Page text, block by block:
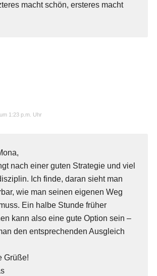
macht schön, ersteres macht
1:23 p.m. Uhr
nach einer guten Strategie und viel
Ich finde, daran sieht man
wie man seinen eigenen Weg
Ein halbe Stunde früher
kann also eine gute Option sein –
den entsprechenden Ausgleich
Grüße!